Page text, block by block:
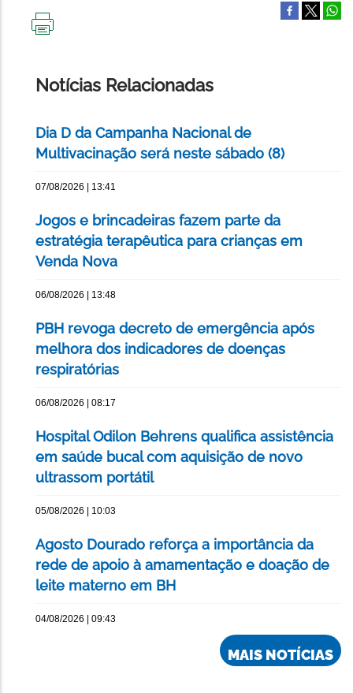
Notícias Relacionadas
Dia D da Campanha Nacional de
Multivacinação será neste sábado (8)
07/08/2026 | 13:41
Jogos e brincadeiras fazem parte da
estratégia terapêutica para crianças em
Venda Nova
06/08/2026 | 13:48
PBH revoga decreto de emergência após
melhora dos indicadores de doenças
respiratórias
06/08/2026 | 08:17
Hospital Odilon Behrens qualifica assistência
em saúde bucal com aquisição de novo
ultrassom portátil
05/08/2026 | 10:03
Agosto Dourado reforça a importância da
rede de apoio à amamentação e doação de
leite materno em BH
04/08/2026 | 09:43
MAIS NOTÍCIAS